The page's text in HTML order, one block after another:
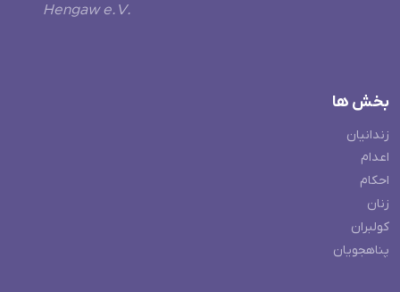
Hengaw e.V.
بخش ها
زندانیان
اعدام
احکام
زنان
کولبران
پناهجویان